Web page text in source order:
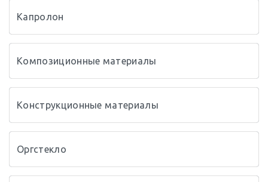
Капролон
Композиционные материалы
Конструкционные материалы
Оргстекло